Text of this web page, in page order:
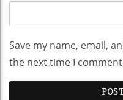
Save my name, email,
the next time I